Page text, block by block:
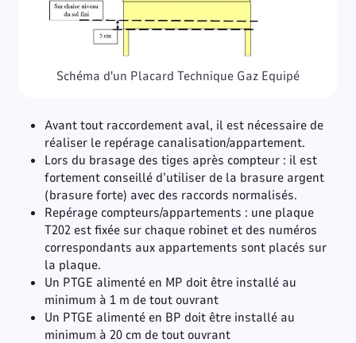
Schéma d'un Placard Technique Gaz Equipé
Avant tout raccordement aval, il est nécessaire de
réaliser le repérage canalisation/appartement.
Lors du brasage des tiges après compteur : il est
fortement conseillé d’utiliser de la brasure argent
(brasure forte) avec des raccords normalisés.
Repérage compteurs/appartements : une plaque
T202 est fixée sur chaque robinet et des numéros
correspondants aux appartements sont placés sur
la plaque.
Un PTGE alimenté en MP doit être installé au
minimum à 1 m de tout ouvrant
Un PTGE alimenté en BP doit être installé au
minimum à 20 cm de tout ouvrant